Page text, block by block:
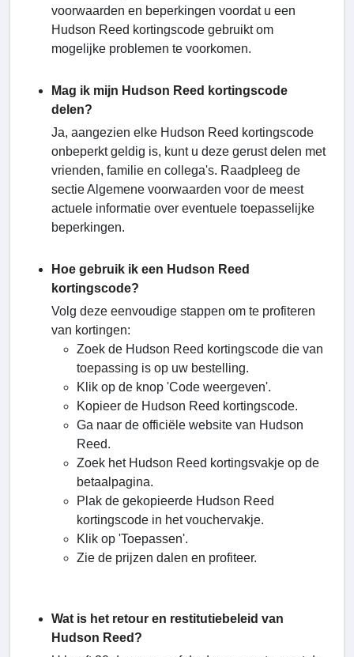
voorwaarden en beperkingen voordat u een
Hudson Reed kortingscode gebruikt om
mogelijke problemen te voorkomen.
Mag ik mijn Hudson Reed kortingscode
delen?
Ja, aangezien elke Hudson Reed kortingscode
onbeperkt geldig is, kunt u deze gerust delen met
vrienden, familie en collega's. Raadpleeg de
sectie Algemene voorwaarden voor de meest
actuele informatie over eventuele toepasselijke
beperkingen.
Hoe gebruik ik een Hudson Reed
kortingscode?
Volg deze eenvoudige stappen om te profiteren
van kortingen:
Zoek de Hudson Reed kortingscode die van
toepassing is op uw bestelling.
Klik op de knop 'Code weergeven'.
Kopieer de Hudson Reed kortingscode.
Ga naar de officiële website van Hudson
Reed.
Zoek het Hudson Reed kortingsvakje op de
betaalpagina.
Plak de gekopieerde Hudson Reed
kortingscode in het vouchervakje.
Klik op 'Toepassen'.
Zie de prijzen dalen en profiteer.
Wat is het retour en restitutiebeleid van
Hudson Reed?